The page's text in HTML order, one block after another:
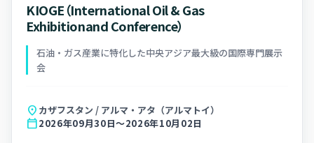
KIOGE（International Oil & Gas
Exhibitionand Conference）
石油・ガス産業に特化した中央アジア最大級の国際専門展示
会
location_on カザフスタン / アルマ・アタ（アルマトイ）
calendar_today2026年09月30日～2026年10月02日